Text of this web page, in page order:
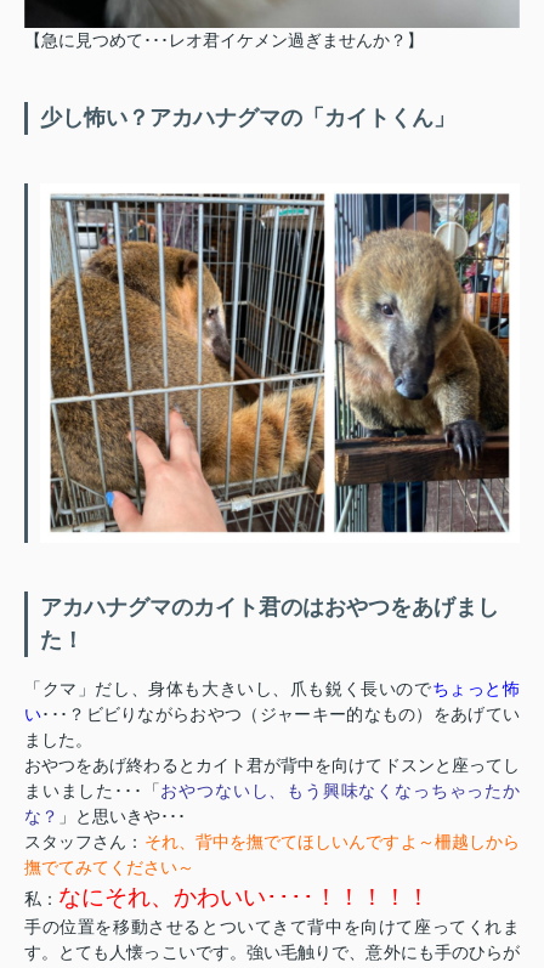
【急に見つめて･･･レオ君イケメン過ぎませんか？】
少し怖い？アカハナグマの「カイトくん」
アカハナグマのカイト君のはおやつをあげまし
た！
「クマ」だし、身体も大きいし、爪も鋭く長いのでちょっと怖
い･･･？ビビりながらおやつ（ジャーキー的なもの）をあげてい
ました。
おやつをあげ終わるとカイト君が背中を向けてドスンと座ってし
まいました･･･「おやつないし、もう興味なくなっちゃったか
な？ 」と思いきや･･･
スタッフさん： それ、背中を撫でてほしいんですよ～柵越しから
撫でてみてください～
私： なにそれ、かわいい････！！！！！
手の位置を移動させるとついてきて背中を向けて座ってくれま
す。とても人懐っこいです。強い毛触りで、意外にも手のひらが